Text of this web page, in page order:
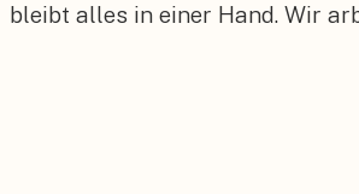
bleibt alles in einer Hand. Wir